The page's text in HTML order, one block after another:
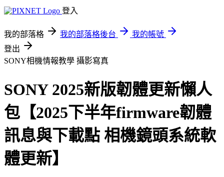
登入
我的部落格 我的部落格後台
我的帳號
登出
SONY相機情報教學 攝影寫真
SONY 2025新版韌體更新懶人
包【2025下半年firmware韌體
訊息與下載點 相機鏡頭系統軟
體更新】